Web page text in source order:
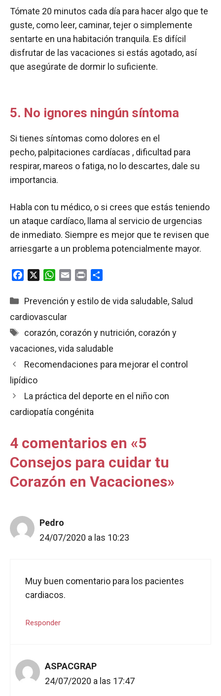
Tómate 20 minutos cada día para hacer algo que te
guste, como leer, caminar, tejer o simplemente
sentarte en una habitación tranquila. Es difícil
disfrutar de las vacaciones si estás agotado, así
que asegúrate de dormir lo suficiente.
5. No ignores ningún síntoma
Si tienes síntomas como dolores en el
pecho, palpitaciones cardíacas , dificultad para
respirar, mareos o fatiga, no lo descartes, dale su
importancia.
Habla con tu médico, o si crees que estás teniendo
un ataque cardíaco, llama al servicio de urgencias
de inmediato. Siempre es mejor que te revisen que
arriesgarte a un problema potencialmente mayor.
c
b
o
o
W
a
s
A
p
a
i
m
r
t
r
Categorías
Prevención y estilo de vida saludable, Salud
cardiovascular
Etiquetas
corazón, corazón y nutrición, corazón y
vacaciones,vida saludable
Recomendaciones para mejorar el control
lipídico
La práctica del deporte en el niño con
cardiopatía congénita
4 comentarios en «5
Consejos para cuidar tu
Corazón en Vacaciones»
Pedro
24/07/2020 a las 10:23
Muy buen comentario para los pacientes
cardiacos.
Responder
ASPACGRAP
24/07/2020 a las 17:47